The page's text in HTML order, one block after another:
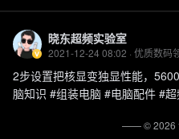
晓东超频实验室
2021-12-24 08:02 · 优质数码
2步设置把核显变独显性能，
脑知识 #组装电脑 #电脑配件 #
—— ©2026